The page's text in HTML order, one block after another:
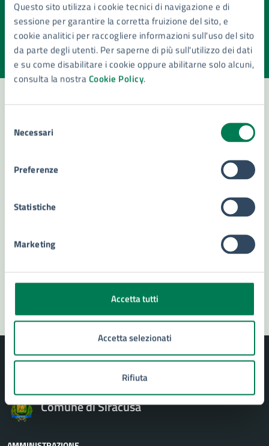
Questo sito utilizza i cookie tecnici di navigazione e di
sessione per garantire la corretta fruizione del sito, e
cookie analitici per raccogliere informazioni sull'uso del sito
da parte degli utenti. Per saperne di più sull'utilizzo dei dati
e su come disabilitare i cookie oppure abilitarne solo alcuni,
consulta la nostraCookie Policy.
delNecessari
Preferenze
Statistiche
Marketing
Accetta tutti
Accetta selezionati
Rifiuta
Quanto sono chiare le informazioni su questa
pagina?
Valuta la chiarezza delle informazioni (da 1 a 5 stelle)
Seleziona il numero di stelle per valutare la chiarezza delle
Valuta 5 stelle su 5
Valuta 4 stelle su 5
Valuta 3 stelle su 5
Valuta 2 stelle su 5
Valuta 1 stelle su 5
Contatta il comune
Numero verde 800299507
Segnala disservizio
Comune di Siracusa